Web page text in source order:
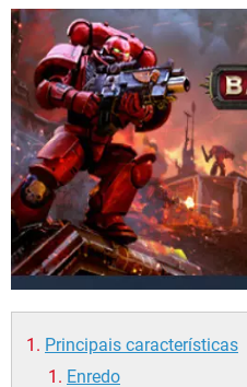
Principais características
Enredo